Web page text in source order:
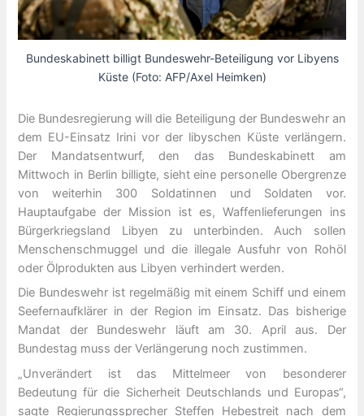
Bundeskabinett billigt Bundeswehr-Beteiligung vor Libyens
Küste (Foto: AFP/Axel Heimken)
Die Bundesregierung will die Beteiligung der Bundeswehr an
dem EU-Einsatz Irini vor der libyschen Küste verlängern.
Der Mandatsentwurf, den das Bundeskabinett am
Mittwoch in Berlin billigte, sieht eine personelle Obergrenze
von weiterhin 300 Soldatinnen und Soldaten vor.
Hauptaufgabe der Mission ist es, Waffenlieferungen ins
Bürgerkriegsland Libyen zu unterbinden. Auch sollen
Menschenschmuggel und die illegale Ausfuhr von Rohöl
oder Ölprodukten aus Libyen verhindert werden.
Die Bundeswehr ist regelmäßig mit einem Schiff und einem
Seefernaufklärer in der Region im Einsatz. Das bisherige
Mandat der Bundeswehr läuft am 30. April aus. Der
Bundestag muss der Verlängerung noch zustimmen.
„Unverändert ist das Mittelmeer von besonderer
Bedeutung für die Sicherheit Deutschlands und Europas“,
sagte Regierungssprecher Steffen Hebestreit nach dem